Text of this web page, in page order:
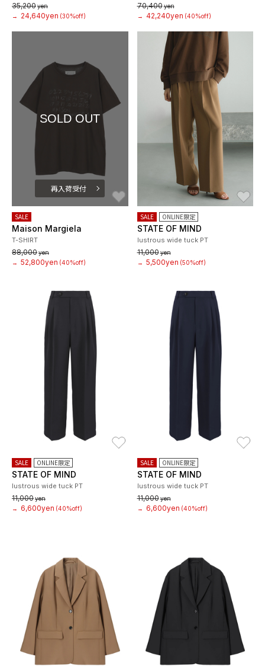
35,200yen
→
24,640yen (30%off)
70,400yen
→ 42,240yen (40%off)
SOLD OUT
再入荷受付
SALE
Maison Margiela
T-SHIRT
88,000yen
→ 52,800yen (40%off)
SALE ONLINE限定
STATE OF MIND
lustrous wide tuck PT
11,000yen
→ 5,500yen (50%off)
SALE ONLINE限定
STATE OF MIND
lustrous wide tuck PT
11,000yen
→ 6,600yen (40%off)
SALE ONLINE限定
STATE OF MIND
lustrous wide tuck PT
11,000yen
→ 6,600yen (40%off)